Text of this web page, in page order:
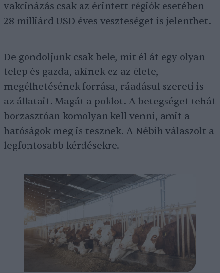
vakcinázás csak az érintett régiók esetében
28 milliárd USD éves veszteséget is jelenthet.
De gondoljunk csak bele, mit él át egy olyan
telep és gazda, akinek ez az élete,
megélhetésének forrása, ráadásul szereti is
az állatait. Magát a poklot. A betegséget tehát
borzasztóan komolyan kell venni, amit a
hatóságok meg is tesznek. A Nébih válaszolt a
legfontosabb kérdésekre.